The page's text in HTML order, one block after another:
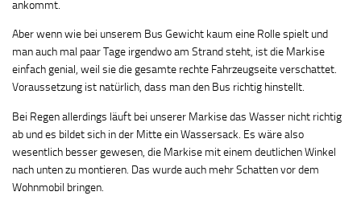
ankommt.
Aber wenn wie bei unserem Bus Gewicht kaum eine Rolle spielt und
man auch mal paar Tage irgendwo am Strand steht, ist die Markise
einfach genial, weil sie die gesamte rechte Fahrzeugseite verschattet.
Voraussetzung ist natürlich, dass man den Bus richtig hinstellt.
Bei Regen allerdings läuft bei unserer Markise das Wasser nicht richtig
ab und es bildet sich in der Mitte ein Wassersack. Es wäre also
wesentlich besser gewesen, die Markise mit einem deutlichen Winkel
nach unten zu montieren. Das wurde auch mehr Schatten vor dem
Wohnmobil bringen.